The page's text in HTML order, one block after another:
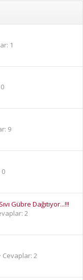
1
9
Gübre Dağıtıyor...!!!
2
Cevaplar: 2